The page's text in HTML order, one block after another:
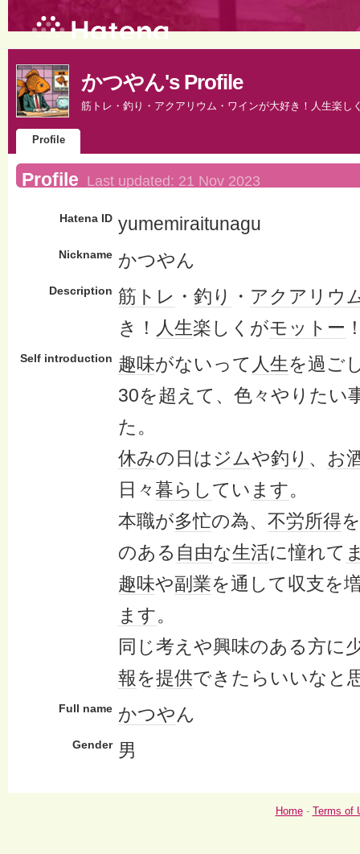
かつやん's Profile
筋トレ・釣り・アクアリウム・ワインが大好き！人生楽し
Profile
Profile Last updated: 21 Nov 2023
Hatena ID yumemiraitunagu
Nickname かつやん
Description 筋トレ ・ 釣り ・ アクアリウ
き！ 人生楽しくがモットー
Self introduction 趣味がないって 人生を過ご
30を超えて、色々やりたい
た。
休みの日はジムや釣り 、 お
日々暮らしてい ます。
本職が多忙の為、 不労所得
のある 自由な生活に憧れて
趣味や副業を通して収支を
ます。
同じ考えや興味のある方に
報を提供できたらいいなと
Full name かつやん
Gender 男
Home- Terms of